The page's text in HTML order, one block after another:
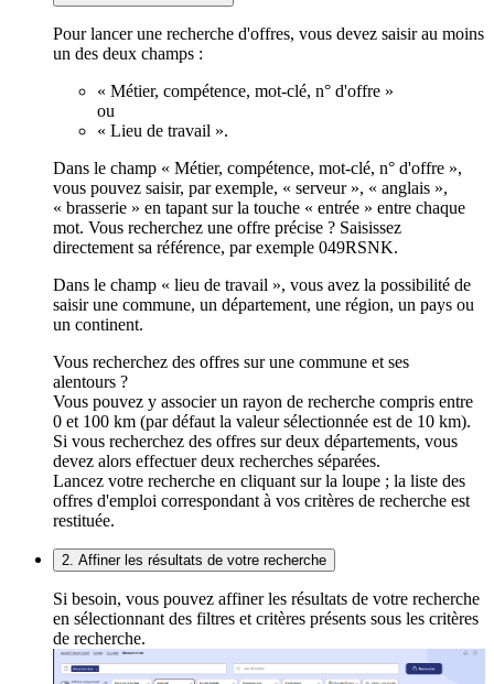
Pour lancer une recherche d'offres, vous devez saisir au moins
un des deux champs :
« Métier, compétence, mot-clé, n° d'offre »
ou
« Lieu de travail ».
Dans le champ « Métier, compétence, mot-clé, n° d'offre »,
vous pouvez saisir, par exemple, « serveur », « anglais »,
« brasserie » en tapant sur la touche « entrée » entre chaque
mot. Vous recherchez une offre précise ? Saisissez
directement sa référence, par exemple 049RSNK.
Dans le champ « lieu de travail », vous avez la possibilité de
saisir une commune, un département, une région, un pays ou
un continent.
Vous recherchez des offres sur une commune et ses
alentours ?
Vous pouvez y associer un rayon de recherche compris entre
0 et 100 km (par défaut la valeur sélectionnée est de 10 km).
Si vous recherchez des offres sur deux départements, vous
devez alors effectuer deux recherches séparées.
Lancez votre recherche en cliquant sur la loupe ; la liste des
offres d'emploi correspondant à vos critères de recherche est
restituée.
2. Affiner les résultats de votre recherche
Si besoin, vous pouvez affiner les résultats de votre recherche
en sélectionnant des filtres et critères présents sous les critères
de recherche.